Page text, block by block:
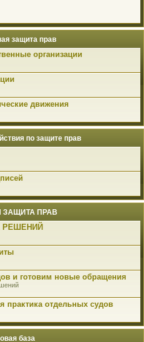
защита прав
организации
движения
по защите прав
ЗАЩИТА ПРАВ
РЕШЕНИЙ
и готовим новые обращения
практика отдельных судов
база